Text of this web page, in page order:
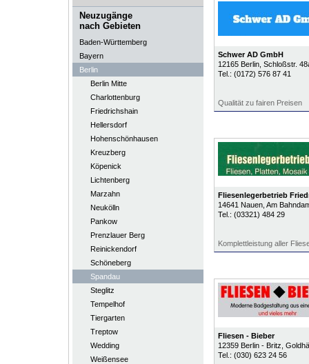
Neuzugänge
nach Gebieten
Baden-Württemberg
Bayern
Berlin
Berlin Mitte
Charlottenburg
Friedrichshain
Hellersdorf
Hohenschönhausen
Kreuzberg
Köpenick
Lichtenberg
Marzahn
Neukölln
Pankow
Prenzlauer Berg
Reinickendorf
Schöneberg
Spandau
Steglitz
Tempelhof
Tiergarten
Treptow
Wedding
Weißensee
Schwer AD GmbH
12165 Berlin, Schloßstr.
Tel.: (0172) 576 87 41
Qualität zu fairen Preisen
Fliesenlegerbetrieb
14641 Nauen, Am
Tel.: (03321) 484 29
Komplettleistung aller
Fliesen - Bieber
12359 Berlin - Britz ,
Tel.: (030) 623 24 56